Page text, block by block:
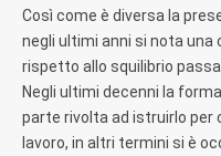
Così come è diversa la
negli ultimi anni si nota
rispetto allo squilibrio
Negli ultimi decenni la
parte rivolta ad istruirlo per
lavoro, in altri termini si è